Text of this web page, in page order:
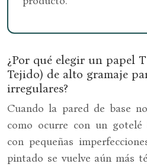
¿Por qué elegir un papel
Tejido) de alto gramaje
irregulares?
Cuando la pared de base
como ocurre con un
con pequeñas
pintado se vuelve aún más